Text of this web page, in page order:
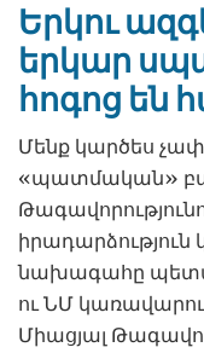
Երկու
երկար
հոգոց են
Մենք կարծես
«պատմական»
նախագահը
ու ՆՄ
Միացյալ